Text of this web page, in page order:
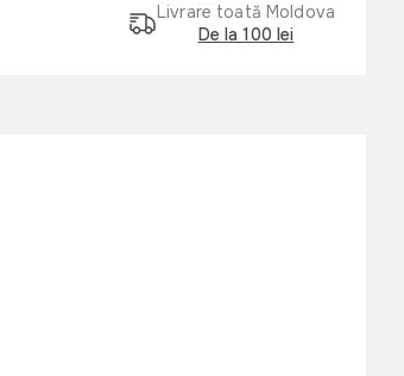
Livrare toată Moldova
De la 100 lei